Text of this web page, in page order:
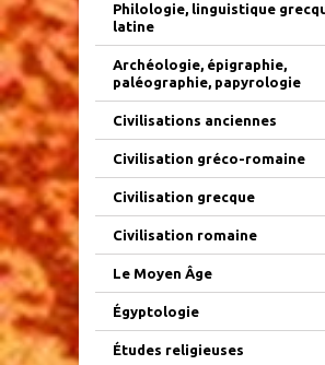
Philologie, linguistique
latine
Archéologie, épigraphie,
paléographie, papyrologie
Civilisations anciennes
Civilisation gréco-romaine
Civilisation grecque
Civilisation romaine
Le Moyen Âge
Égyptologie
Études religieuses